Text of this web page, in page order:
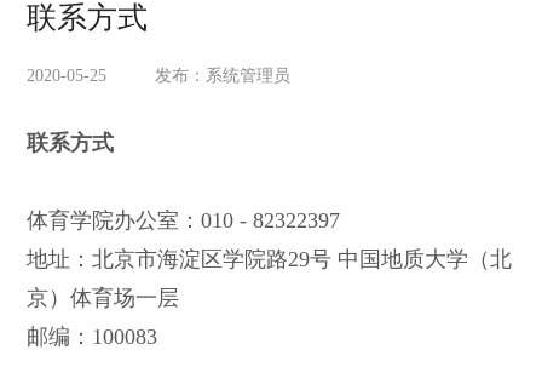
联系方式
2020-05-25 发布：系统管理员
联系方式
体育学院办公室：010 - 82322397
地址：北京市海淀区学院路29号 中国地质大学（北
京）体育场一层
邮编：100083